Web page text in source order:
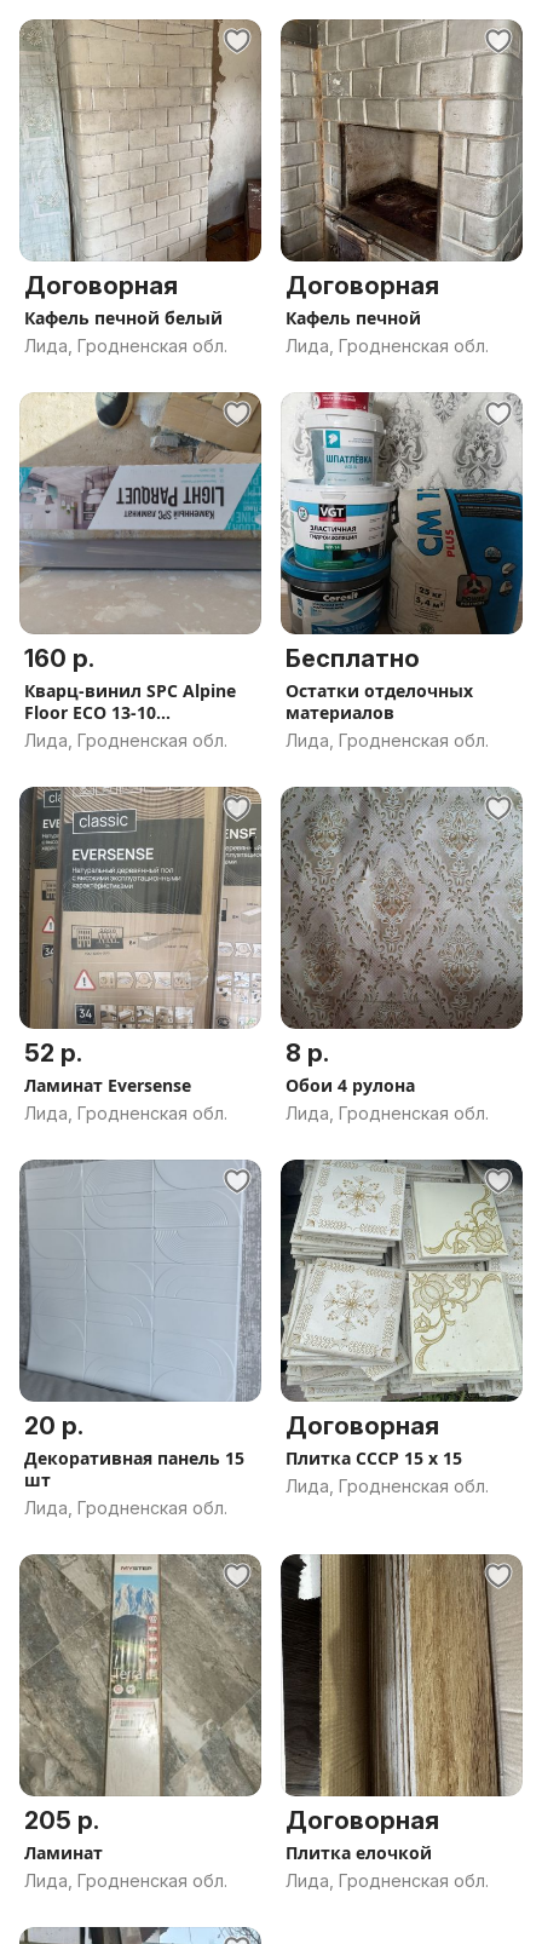
Договорная
Кафель печной белый
Лида, Гродненская обл.
Договорная
Кафель печной
Лида, Гродненская обл.
160 р.
Кварц-винил SPC Alpine
Floor ЕСО 13-10
Макадамия P
Лида, Гродненская обл.
Бесплатно
Остатки отделочных
материалов
Лида, Гродненская обл.
52 р.
Ламинат Eversense
Лида, Гродненская обл.
8 р.
Обои 4 рулона
Лида, Гродненская обл.
20 р.
Декоративная панель 15
шт
Лида, Гродненская обл.
Договорная
Плитка СССР 15 х 15
Лида, Гродненская обл.
205 р.
Ламинат
Лида, Гродненская обл.
Договорная
Плитка елочкой
Лида, Гродненская обл.